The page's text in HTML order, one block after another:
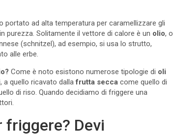
ad alta temperatura per caramellizzare gli
purezza. Solitamente il vettore di calore è un olio, o
(schnitzel), ad esempio, si usa lo strutto,
alle erbe.
Come è noto esistono numerose tipologie di oli
, a quello ricavato dallafrutta secca come quello di
di riso. Quando decidiamo di friggere una
friggere? Devi